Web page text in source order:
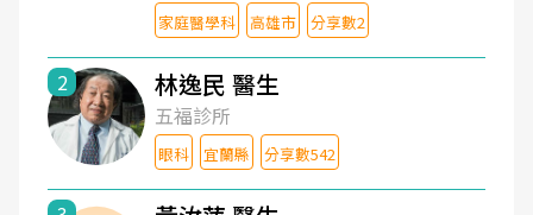
家庭醫學科 高雄市 分享數2
2 林逸民 醫生
五福診所
眼科 宜蘭縣 分享數542